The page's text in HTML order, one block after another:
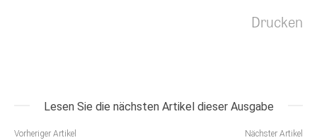
Drucken
Lesen Sie die nächsten Artikel dieser Ausgabe
Vorheriger Artikel Nächster Artikel